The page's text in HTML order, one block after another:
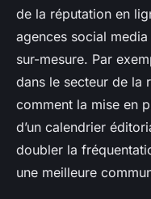
de la réputation en
agences social
sur-mesure. Par
dans le secteur de la
comment la mise en
d’un calendrier
doubler la
une meilleure